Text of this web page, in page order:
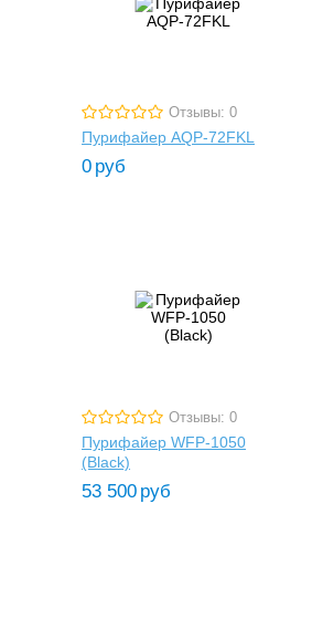
Отзывы: 0
Пурифайер AQP-72FKL
0 руб
Отзывы: 0
Пурифайер WFP-1050
(Black)
53 500 руб